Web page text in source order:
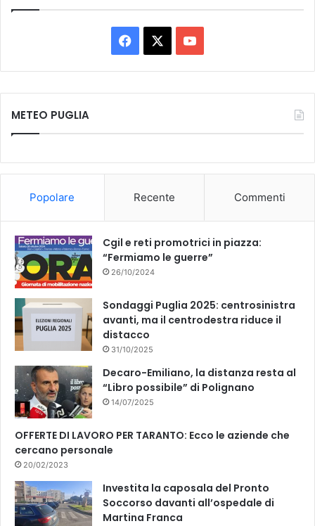
a
c
k
o
u
METEO PUGLIA
Popolare Recente Commenti
Cgil e reti promotrici in piazza:
“Fermiamo le guerre”
26/10/2024
Sondaggi Puglia 2025: centrosinistra
avanti, ma il centrodestra riduce il
distacco
31/10/2025
Decaro-Emiliano, la distanza resta al
“Libro possibile” di Polignano
14/07/2025
OFFERTE DI LAVORO PER TARANTO: Ecco le aziende che
cercano personale
20/02/2023
Investita la caposala del Pronto
Soccorso davanti all’ospedale di
Martina Franca